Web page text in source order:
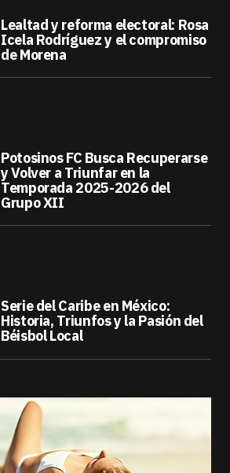
Lealtad y reforma electoral: Rosa
Icela Rodríguez y el compromiso
de Morena
Potosinos FC Busca Recuperarse
y Volver a Triunfar en la
Temporada 2025-2026 del
Grupo XII
Serie del Caribe en México:
Historia, Triunfos y la Pasión del
Béisbol Local